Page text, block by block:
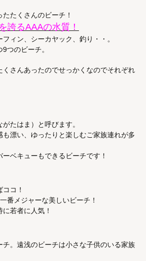
たくさんのビーチ！
誇るAAAの水質！
ィン、シーカヤック、釣り・・。
つのビーチ。
くさんあったのでせっかくなのでそれぞれ
たはま）と呼びます。
も漂い、ゆったりと楽しむご家族連れが多
ベキューもできるビーチです！
コ！
番メジャーな美しいビーチ！
若者に人気！
チ。遠浅のビーチは小さな子供のいる家族